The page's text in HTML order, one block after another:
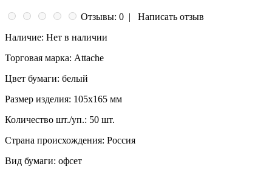
Отзывы: 0 |
Написать отзыв
Наличие: Нет в наличии
Торговая марка: Attache
Цвет бумаги: белый
Размер изделия: 105x165 мм
Количество шт./уп.: 50 шт.
Страна происхождения: Россия
Вид бумаги: офсeт